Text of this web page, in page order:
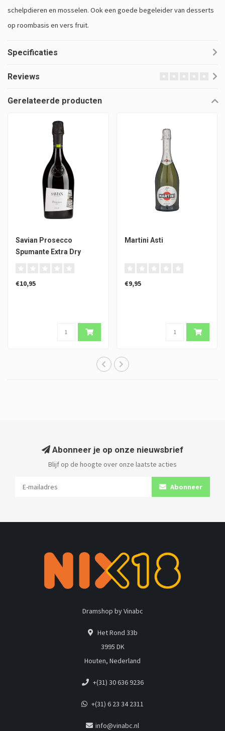
schelpdieren en mosselen. Ook een goede begeleider van desserts
op roombasis en vers fruit.
Specificaties
Reviews
Gerelateerde producten
Savian Prosecco
Spumante Extra Dry
€10,95
Martini Asti
€9,95
Abonneer je op onze nieuwsbrief
Blijf op de hoogte over onze laatste acties
Abonneer
Dramshop by Vinabc
Het Rond 33b
3995 DK
Houten, Nederland
+(31) 30 636 9236
+(31) 6 23 34 2311
info@vinabc.nl